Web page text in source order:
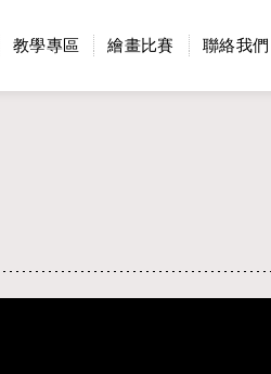
教學專區 繪畫比賽 聯絡我們